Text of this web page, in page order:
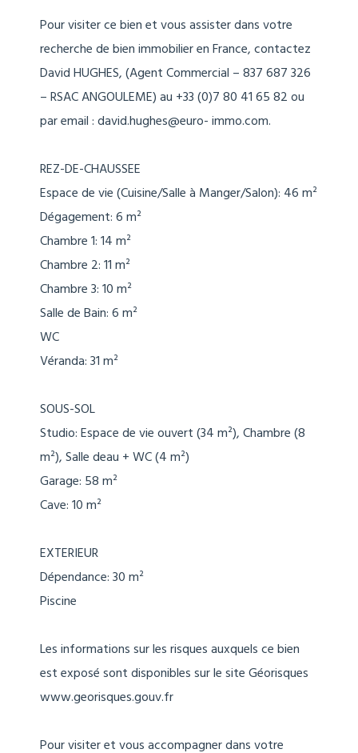
Pour visiter ce bien et vous assister dans votre
recherche de bien immobilier en France, contactez
David HUGHES, (Agent Commercial – 837 687 326
– RSAC ANGOULEME) au +33 (0)7 80 41 65 82 ou
par email : david.hughes@euro- immo.com.
REZ-DE-CHAUSSEE
Espace de vie (Cuisine/Salle à Manger/Salon): 46 m²
Dégagement: 6 m²
Chambre 1: 14 m²
Chambre 2: 11 m²
Chambre 3: 10 m²
Salle de Bain: 6 m²
WC
Véranda: 31 m²
SOUS-SOL
Studio: Espace de vie ouvert (34 m²), Chambre (8
m²), Salle deau + WC (4 m²)
Garage: 58 m²
Cave: 10 m²
EXTERIEUR
Dépendance: 30 m²
Piscine
Les informations sur les risques auxquels ce bien
est exposé sont disponibles sur le site Géorisques
www.georisques.gouv.fr
Pour visiter et vous accompagner dans votre